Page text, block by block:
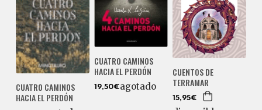
CUATRO CAMINOS
HACIA EL PERDÓN
CUATRO CAMINOS
HACIA EL PERDÓN
19,50€agotado
CUENTOS DE
TERRAMAR
15,95€